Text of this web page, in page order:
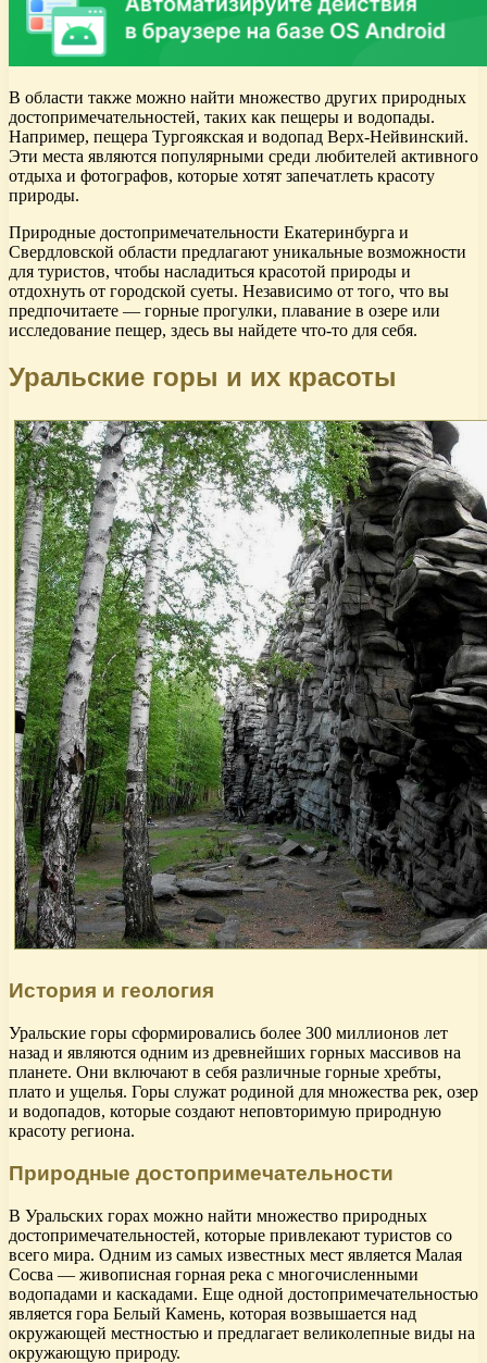
В области также можно найти множество других природных
достопримечательностей, таких как пещеры и водопады.
Например, пещера Тургоякская и водопад Верх-Нейвинский.
Эти места являются популярными среди любителей активного
отдыха и фотографов, которые хотят запечатлеть красоту
природы.
Природные достопримечательности Екатеринбурга и
Свердловской области предлагают уникальные возможности
для туристов, чтобы насладиться красотой природы и
отдохнуть от городской суеты. Независимо от того, что вы
предпочитаете — горные прогулки, плавание в озере или
исследование пещер, здесь вы найдете что-то для себя.
Уральские горы и их красоты
История и геология
Уральские горы сформировались более 300 миллионов лет
назад и являются одним из древнейших горных массивов на
планете. Они включают в себя различные горные хребты,
плато и ущелья. Горы служат родиной для множества рек, озер
и водопадов, которые создают неповторимую природную
красоту региона.
Природные достопримечательности
В Уральских горах можно найти множество природных
достопримечательностей, которые привлекают туристов со
всего мира. Одним из самых известных мест является Малая
Сосва — живописная горная река с многочисленными
водопадами и каскадами. Еще одной достопримечательностью
является гора Белый Камень, которая возвышается над
окружающей местностью и предлагает великолепные виды на
окружающую природу.